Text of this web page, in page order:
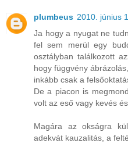
plumbeus 2010. június
Ja hogy a nyugat ne
fel sem merül egy
osztályban találkozott
hogy függvény
inkább csak a
De a piacon is
volt az eső vagy kevés
Magára az okságra
adekvát kauzalitás, a